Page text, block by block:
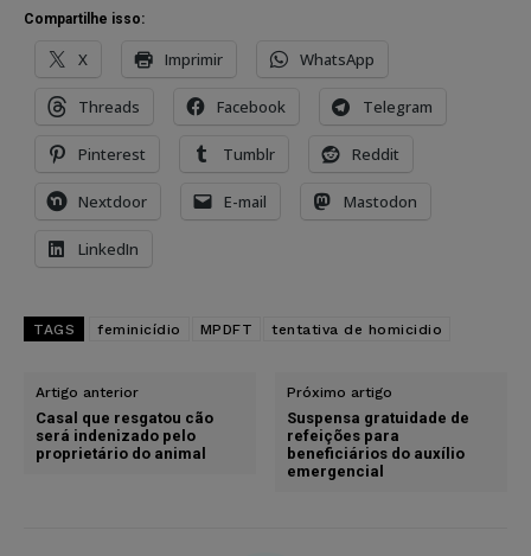
Compartilhe isso:
X Imprimir WhatsApp
Threads Facebook Telegram
Pinterest Tumblr Reddit
Nextdoor E-mail Mastodon
LinkedIn
TAGS feminicídio MPDFT tentativa de homicidio
Artigo anterior
Casal que resgatou cão
será indenizado pelo
proprietário do animal
Próximo artigo
Suspensa gratuidade de
refeições para
beneficiários do auxílio
emergencial